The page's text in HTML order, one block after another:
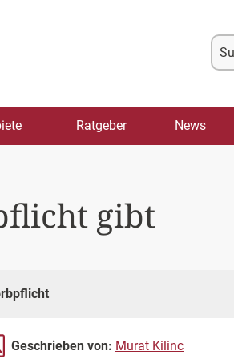
Ratgeber News
gibt
Geschrieben von: Murat Kilinc